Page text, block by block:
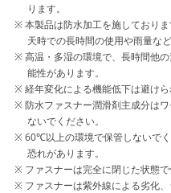
ります。
本製品は防水加工を施しており
天時での長時間の使用や雨量な
高温・多湿の環境で、長時間他
能性があります。
経年変化による機能低下は避けら
防水ファスナー潤滑剤主成分は
ないでください。
60℃以上の環境で保管しないで
恐れがあります。
ファスナーは完全に閉じた状態で
ファスナーは紫外線による劣化